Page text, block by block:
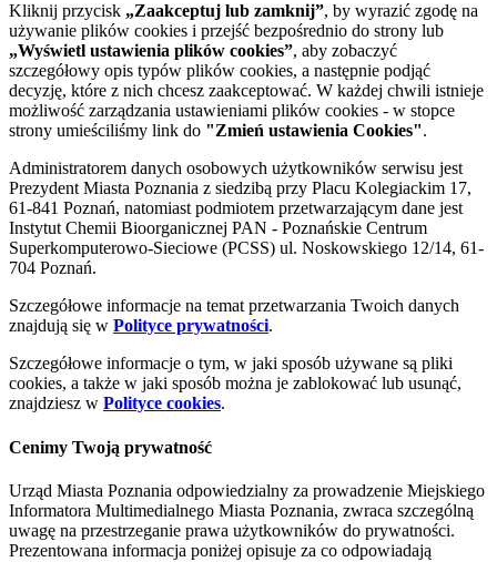
Kliknij przycisk „Zaakceptuj lub zamknij”, by wyrazić zgodę na
używanie plików cookies i przejść bezpośrednio do strony lub
„Wyświetl ustawienia plików cookies”, aby zobaczyć
szczegółowy opis typów plików cookies, a następnie podjąć
decyzję, które z nich chcesz zaakceptować. W każdej chwili istnieje
możliwość zarządzania ustawieniami plików cookies - w stopce
strony umieściliśmy link do "Zmień ustawienia Cookies".
Administratorem danych osobowych użytkowników serwisu jest
Prezydent Miasta Poznania z siedzibą przy Placu Kolegiackim 17,
61-841 Poznań, natomiast podmiotem przetwarzającym dane jest
Instytut Chemii Bioorganicznej PAN - Poznańskie Centrum
Superkomputerowo-Sieciowe (PCSS) ul. Noskowskiego 12/14, 61-
704 Poznań.
Szczegółowe informacje na temat przetwarzania Twoich danych
znajdują się w Polityce prywatności.
Szczegółowe informacje o tym, w jaki sposób używane są pliki
cookies, a także w jaki sposób można je zablokować lub usunąć,
znajdziesz w Polityce cookies.
Cenimy Twoją prywatność
Urząd Miasta Poznania odpowiedzialny za prowadzenie Miejskiego
Informatora Multimedialnego Miasta Poznania, zwraca szczególną
uwagę na przestrzeganie prawa użytkowników do prywatności.
Prezentowana informacja poniżej opisuje za co odpowiadają